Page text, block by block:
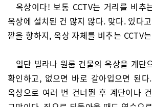
옥상이다! 보통 CCTV는 거리를 비추
옥상에 설치된 건 많지 않다. 맞다. 있다
깥을 향하지, 옥상 자체를 비추는 CCTV
일단 빌라나 원룸 건물의 옥상을 계단
확인하고, 없으면 바로 갈아입으면 된
옥상으로 여러 번 건너뛴 후 계단이나